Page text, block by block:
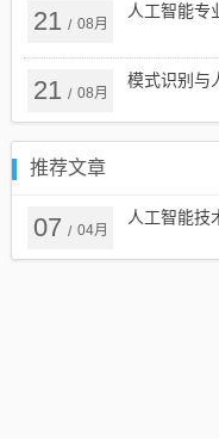
21 / 08月
人工智能专
21 / 08月
模式识别与
推荐文章
07 / 04月
人工智能技